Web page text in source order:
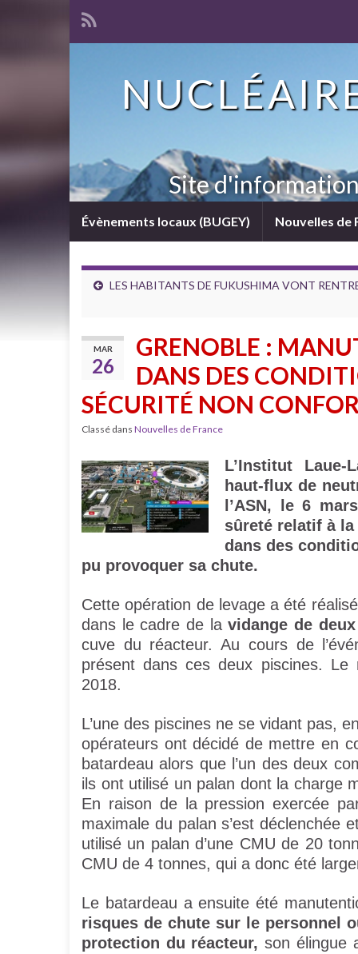
Site
Évènements locaux (BUGEY) Nouvelles de
LES HABITANTS DE FUKUSHIMA VONT
MAR
26
GRENOBLE :
DANS DES
SÉCURITÉ NON
Classé dans Nouvelles de France
L’Institut
haut-flux de
l’ASN, le 6
sûreté relatif à la
dans des
pu provoquer sa chute.
Cette opération de levage a été
dans le cadre de lavidange de
cuve du réacteur. Au cours de
présent dans ces deux piscines.
2018.
L’une des piscines ne se vidant pas,
opérateurs ont décidé de mettre en
batardeau alors que l’un des deux
ils ont utilisé un palan dont la charge
En raison de la pression exercée
maximale du palan s’est déclenchée
utilisé un palan d’une CMU de 20
CMU de 4 tonnes, qui a donc été
Le batardeau a ensuite été
risques de chute sur le personnel
protection du réacteur, son élingue